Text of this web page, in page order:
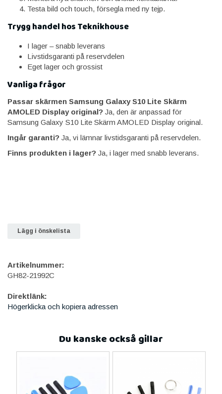
Testa bild och touch, försegla med ny tejp.
Trygg handel hos Teknikhouse
I lager – snabb leverans
Livstidsgaranti på reservdelen
Eget lager och grossist
Vanliga frågor
Passar skärmen Samsung Galaxy S10 Lite Skärm
AMOLED Display original? Ja, den är anpassad för
Samsung Galaxy S10 Lite Skärm AMOLED Display original.
Ingår garanti? Ja, vi lämnar livstidsgaranti på reservdelen.
Finns produkten i lager? Ja, i lager med snabb leverans.
Lägg i önskelista
Artikelnummer:
GH82-21992C
Direktlänk:
Högerklicka och kopiera adressen
Du kanske också gillar